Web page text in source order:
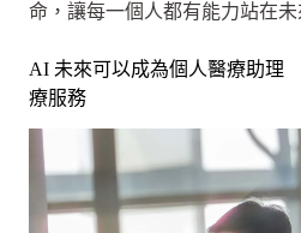
命，讓每一個人都有能力站在未
AI 未來可以成為個人醫療助理
療服務